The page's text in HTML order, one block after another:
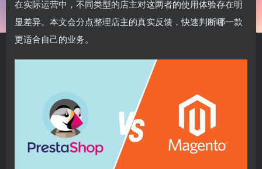
在实际运营中，不同类型的店主对这两者的使用体验存在明
显差异。本文会分点整理店主的真实反馈，快速判断哪一款
更适合自己的业务。